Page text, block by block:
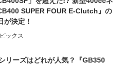
SUPER FOUR E-Clutch』の
が決定！
ックス
リーズはどれが人気？『GB350